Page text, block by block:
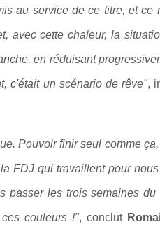
au service de ce titre, et ce
avec cette chaleur, la
en réduisant
c'était un scénario de rêve",
Pouvoir finir seul comme
FDJ qui travaillent pour
les trois semaines du
couleurs !", conclut